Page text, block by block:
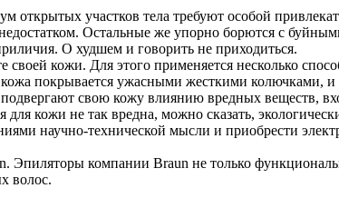
открытых участков тела требуют особой
Остальные же упорно борются с
О худшем и говорить не приходиться.
кожи. Для этого применяется несколько
покрывается ужасными жесткими колючками, и
свою кожу влиянию вредных веществ,
кожи не так вредна, можно сказать,
научно-технической мысли и приобрести
Эпиляторы компании Braun не только
волос.